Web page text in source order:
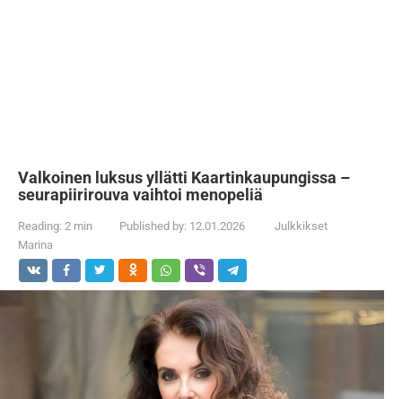
Valkoinen luksus yllätti Kaartinkaupungissa –
seurapiirirouva vaihtoi menopeliä
Reading: 2 min Published by: 12.01.2026
Julkkikset
Marina